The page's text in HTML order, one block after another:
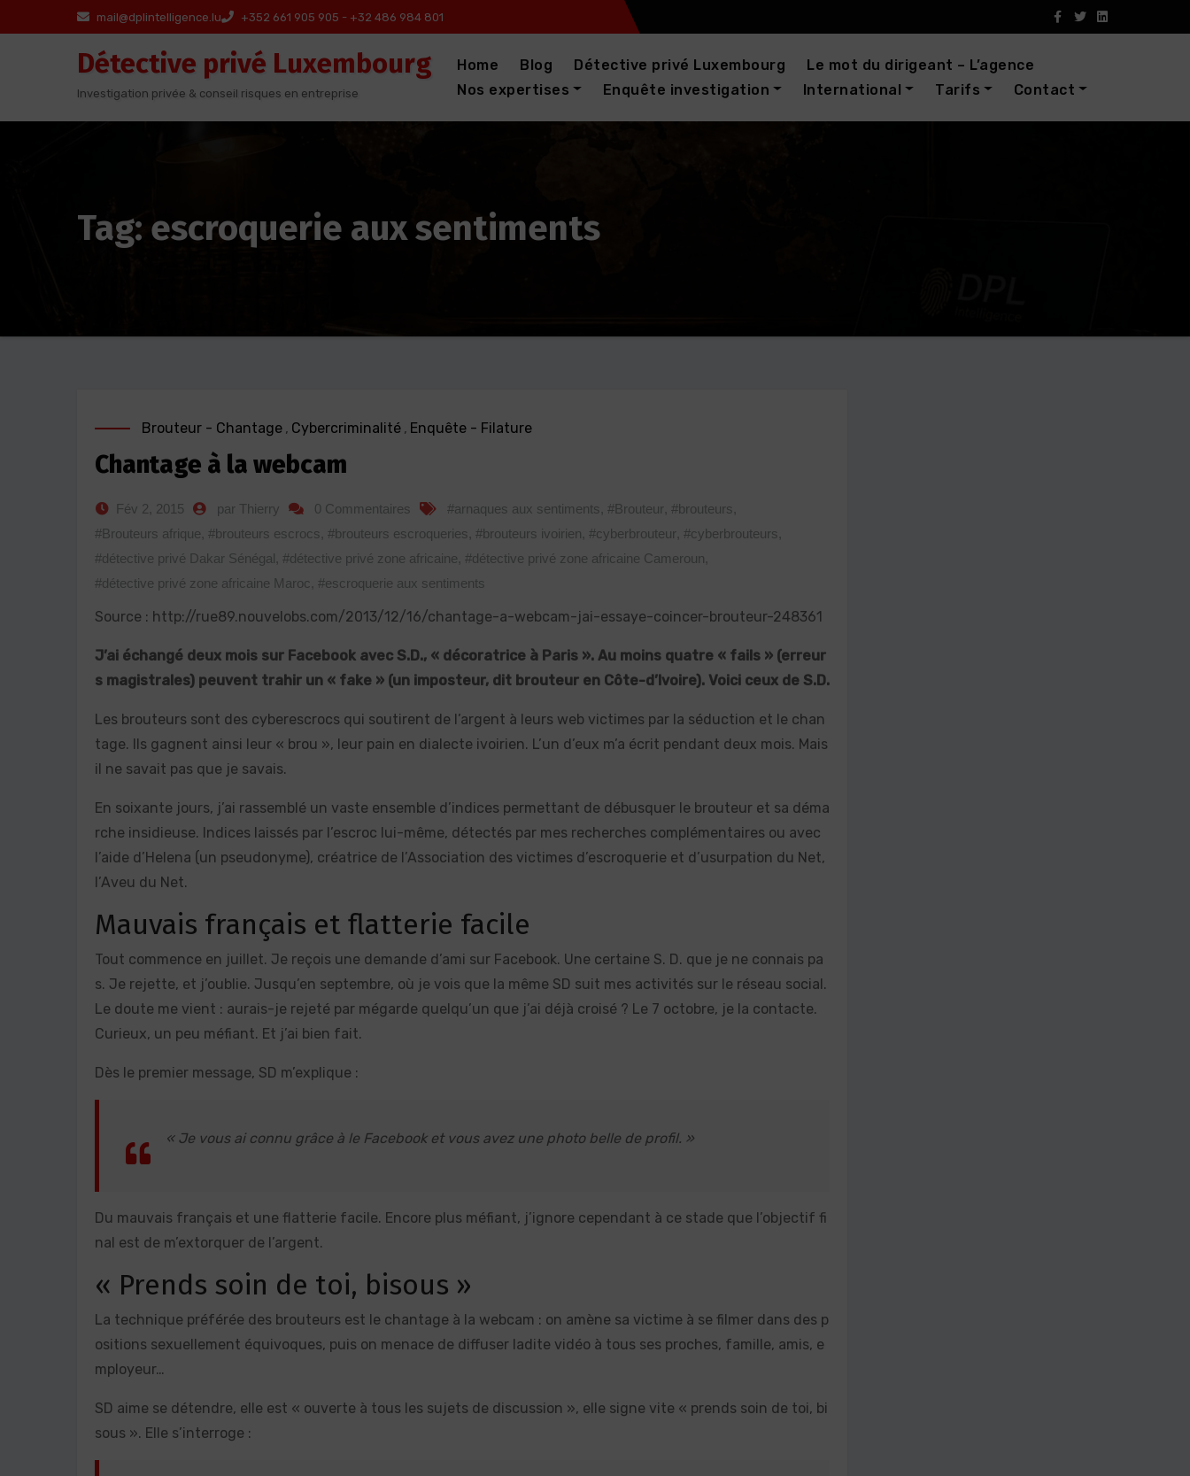
au
mail@dplintelligence.lu +352 661 905 905 - +32 486 984 801
Détective privé Luxembourg
Investigation privée & conseil risques en entreprise
Home Blog Détective privé Luxembourg
Le mot du dirigeant – L’agence
Nos expertises
Enquête investigation International Tarifs Contact
Tag: escroquerie aux sentiments
Brouteur - Chantage , Cybercriminalité , Enquête - Filature
Chantage à la webcam
Fév 2, 2015 par Thierry 0 Commentaires #arnaques aux sentiments, #Brouteur, #brouteurs,
#Brouteurs afrique, #brouteurs escrocs, #brouteurs escroqueries, #brouteurs ivoirien, #cyberbrouteur, #cyberbrouteurs,
#détective privé Dakar Sénégal, #détective privé zone africaine, #détective privé zone africaine Cameroun,
#détective privé zone africaine Maroc, #escroquerie aux sentiments
Source : http://rue89.nouvelobs.com/2013/12/16/chantage-a-webcam-jai-essaye-coincer-brouteur-248361
J’ai échangé deux mois sur Facebook avec S.D., « décoratrice à Paris ». Au moins quatre « fails » (erreur
s magistrales) peuvent trahir un « fake » (un imposteur, dit brouteur en Côte-d’Ivoire). Voici ceux de S.D.
Les brouteurs sont des cyberescrocs qui soutirent de l’argent à leurs web victimes par la séduction et le chan
tage. Ils gagnent ainsi leur « brou », leur pain en dialecte ivoirien. L’un d’eux m’a écrit pendant deux mois. Mais
il ne savait pas que je savais.
En soixante jours, j’ai rassemblé un vaste ensemble d’indices permettant de débusquer le brouteur et sa déma
rche insidieuse. Indices laissés par l’escroc lui-même, détectés par mes recherches complémentaires ou avec
l’aide d’Helena (un pseudonyme), créatrice de l’Association des victimes d’escroquerie et d’usurpation du Net,
l’Aveu du Net.
Mauvais français et flatterie facile
Tout commence en juillet. Je reçois une demande d’ami sur Facebook. Une certaine S. D. que je ne connais pa
s. Je rejette, et j’oublie. Jusqu’en septembre, où je vois que la même SD suit mes activités sur le réseau social.
Le doute me vient : aurais-je rejeté par mégarde quelqu’un que j’ai déjà croisé ? Le 7 octobre, je la contacte.
Curieux, un peu méfiant. Et j’ai bien fait.
Dès le premier message, SD m’explique :
« Je vous ai connu grâce à le Facebook et vous avez une photo belle de profil. »
Du mauvais français et une flatterie facile. Encore plus méfiant, j’ignore cependant à ce stade que l’objectif fi
nal est de m’extorquer de l’argent.
« Prends soin de toi, bisous »
La technique préférée des brouteurs est le chantage à la webcam : on amène sa victime à se filmer dans des p
ositions sexuellement équivoques, puis on menace de diffuser ladite vidéo à tous ses proches, famille, amis, e
mployeur…
SD aime se détendre, elle est « ouverte à tous les sujets de discussion », elle signe vite « prends soin de toi, bi
sous ». Elle s’interroge :